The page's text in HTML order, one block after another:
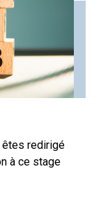
êtes redirigé
à ce stage